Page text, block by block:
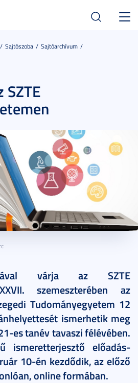
Sajtószoba
Sajtóarchívum
SZTE
várja az SZTE
szemeszterében az
Tudományegyetem 12
ismerhetik meg
es tanév tavaszi félévében.
ismeretterjesztő előadás-
10-én kezdődik, az előző
online formában.